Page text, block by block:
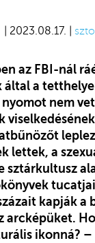
| 2023.08.17. |
az FBI-nál
által a
nem
lettek, a
sztárkultusz
kapják a
arcképüket.
ikonná? –